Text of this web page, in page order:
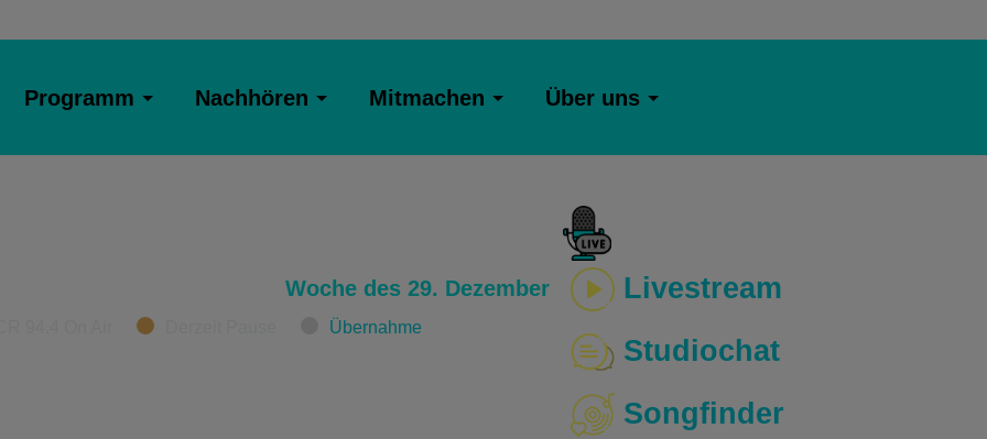
Programm Nachhören Mitmachen Über uns
Woche des 29. Dezember
Übernahme
Livestream
Studiochat
Songfinder